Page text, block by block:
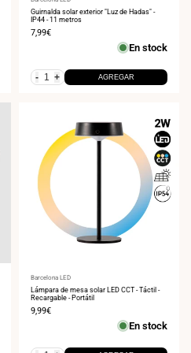
Guirnalda solar exterior "Luz de Hadas" -
IP44 - 11 metros
Precio
7,99€
En stock
- + AGREGAR
Proveedor:
Barcelona LED
Lámpara de mesa solar LED CCT - Táctil -
Recargable - Portátil
Precio
9,99€
En stock